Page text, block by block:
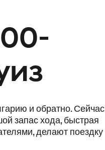
и обратно. Сейчас
запас хода, быстрая
делают поездку